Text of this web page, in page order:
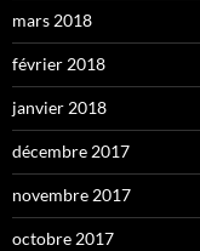
mars 2018
février 2018
janvier 2018
décembre 2017
novembre 2017
octobre 2017